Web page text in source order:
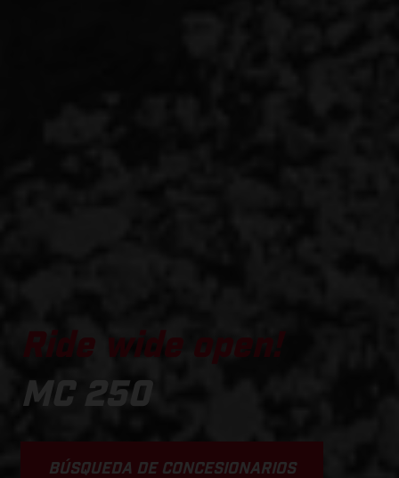
Ride wide open!
MC 250
BÚSQUEDA DE CONCESIONARIOS